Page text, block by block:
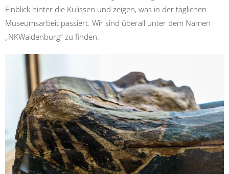
Einblick hinter die Kulissen und zeigen, was in der täglichen
Museumsarbeit passiert. Wir sind überall unter dem Namen
„NKWaldenburg“ zu finden.